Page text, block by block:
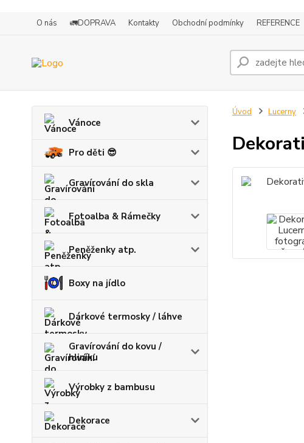
O nás 🚛DOPRAVA Kontakty Obchodní podmínky REFERENCE
Vánoce
Pro děti 😎
Gravírování do skla
Fotoalba & Rámečky
Peněženky atp.
Boxy na jídlo
Dárkové termosky / láhve
Gravírování do kovu /
hliníku
Výrobky z bambusu
Dekorace
Úvod Lucerny